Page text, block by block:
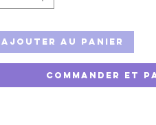
Ajouter au panier
Commander et